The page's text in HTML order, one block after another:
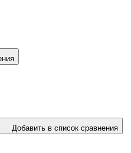
Добавить в список сравнения